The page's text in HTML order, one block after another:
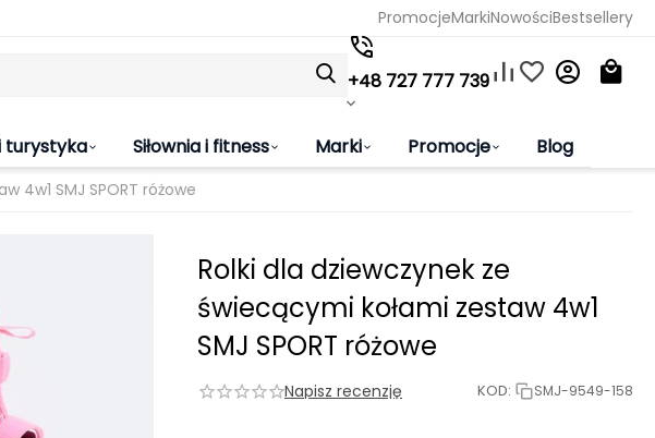
PromocjeMarkiNowościBestsellery
+48 727 777 739
turystyka Siłownia i fitness Marki Promocje Blog
4w1 SMJ SPORT różowe
Rolki dla dziewczynek ze
świecącymi kołami zestaw 4w1
SMJ SPORT różowe
Napisz recenzję KOD: SMJ-9549-158